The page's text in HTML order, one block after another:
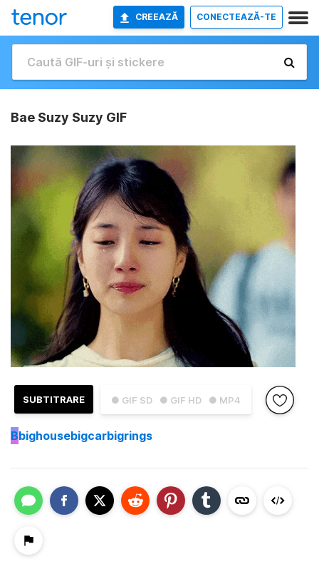
CREEAZĂ CONECTEAZĂ-TE
Bae Suzy Suzy GIF
● GIF SD ● GIF HD ● MP4
SUBTITRARE
Bbighousebigcarbigrings